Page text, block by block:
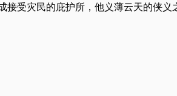
受灾民的庇护所，他义薄云天的侠义